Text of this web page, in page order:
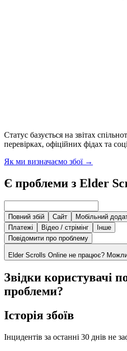
Статус базується на звітах
перевірках, офіційних фідах та
Як ми визначаємо збої→
Є проблеми з Elder
Повний збій Сайт Мобільний
Платежі
Відео / стрімінг
Інше
Повідомити про проблему
Elder Scrolls Online не працює?
Звідки користувачі
проблеми?
Історія збоїв
Інцидентів за останні 30 днів не